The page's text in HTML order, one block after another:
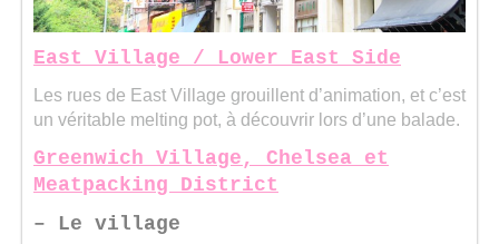
East Village / Lower East Side
Les rues de East Village grouillent d’animation, et c’est
un véritable melting pot, à découvrir lors d’une balade.
Greenwich Village, Chelsea et
Meatpacking District
– Le village